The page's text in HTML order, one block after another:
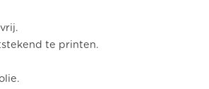
te printen.